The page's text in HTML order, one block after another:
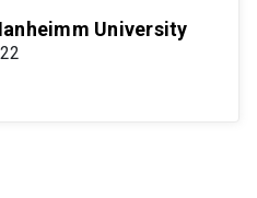
University